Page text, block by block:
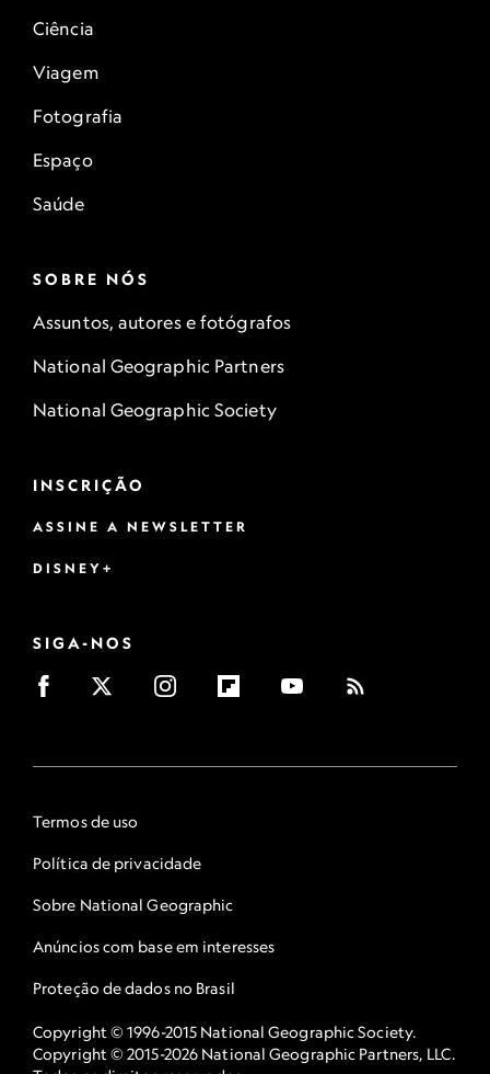
Ciência
Viagem
Fotografia
Espaço
Saúde
SOBRE NÓS
Assuntos, autores e fotógrafos
National Geographic Partners
National Geographic Society
INSCRIÇÃO
ASSINE A NEWSLETTER
DISNEY+
SIGA-NOS
Termos de uso
Política de privacidade
Sobre National Geographic
Anúncios com base em interesses
Proteção de dados no Brasil
Copyright © 1996-2015 National Geographic Society.
Copyright © 2015-2026 National Geographic Partners, LLC.